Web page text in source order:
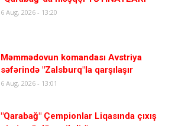
6 Aug, 2026 - 13:20
Məmmədovun komandası Avstriya
səfərində "Zalsburq"la qarşılaşır
6 Aug, 2026 - 13:01
"Qarabağ" Çempionlar Liqasında çıxış